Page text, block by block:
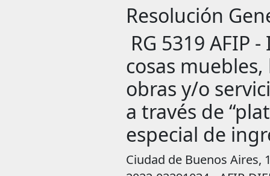
Resolución
RG 5319 AFIP
cosas
obras y/o
a través de
especial de
Ciudad de Buenos Aires, 19/01/2023 VISTO el Expediente Electrónico N° EX-2022-02291034- -AFIP-DIEFES#SDGFIS, y CONSIDERANDO: Que la Resolución General N° 2.955 y su modificatoria, estableció un régimen especial de ingreso del impuesto al valor agregado aplicable a las operaciones de venta de cosas muebles nuevas, locaciones y prestaciones de obras y/o servicios concertadas y/o perfeccionadas electrónicamente a través de “portales virtuales”, que contribuyó al control de las transacciones mencionadas. Que la actividad vinculada al comercio electrónico ha experimentado un crecimiento exponencial en los últimos años, destacándose la incorporación de nuevos operadores que actúan como intermediarios en la concertación de transacciones comerciales a través de “plataformas digitales” de su titularidad. Que habiéndose detectado -en ese marco- nuevas modalidades de evasión, resulta necesario realizar modificaciones al régimen a fin de intensificar los controles sobre las operaciones efectuadas mediante portales o aplicaciones “web”, adecuando las alícuotas que desalienten tales conductas disvaliosas, incorporando nuevos agentes de percepción y ampliando las operaciones alcanzadas. Que por razones de administración tributaria y en virtud del análisis realizado resulta aconsejable adecuar los importes previstos en la mencionada norma, a efectos que los mismos constituyan parámetros objetivos representativos de las situaciones que caracterizan. Que esta Administración Federal tiene como objetivo permanente facilitar la publicidad, consulta y aplicación de las normas vigentes, efectuando el ordenamiento y actualización de las mismas. Que para facilitar la lectura e interpretación, se considera conveniente la utilización de notas aclaratorias y citas de textos legales, con números de referencia, explicitados en el Anexo I. Que habida cuenta de las modificaciones a efectuar respecto del texto original de la citada resolución general, se entiende aconsejable proceder a sustituirlo. Que han tomado la intervención que les compete la Dirección de Legislación, las Subdirecciones Generales de Asuntos Jurídicos, Fiscalización, Recaudación, Servicios al Contribuyente, Técnico Legal Impositiva y Sistemas y Telecomunicaciones y la Dirección General Impositiva. Que la presente se dicta en ejercicio de las facultades conferidas por los artículos 22 y 24 de la Ley N° 11.683, texto ordenado en 1998 y sus modificaciones, por el artículo 27 de la Ley de Impuesto al Valor Agregado, texto ordenado en 1997 y sus modificaciones y por el artículo 7° del Decreto N° 618 del 10 de julio de 1997, sus modificatorios y sus complementarios. Por ello, EL ADMINISTRADOR FEDERAL DE LA ADMINISTRACIÓN FEDERAL DE INGRESOS PÚBLICOS RESUELVE: A - ALCANCE ARTÍCULO 1°.- Establecer un régimen especial de ingreso del impuesto al valor agregado, aplicable a las operaciones de venta de cosas muebles no registrables nuevas y/o usadas, locaciones y prestaciones de obras y/o servicios, concertadas y/o perfeccionadas electrónicamente a través de “plataformas digitales” (1.1.). B - SUJETOS OBLIGADOS A ACTUAR COMO AGENTES DE PERCEPCIÓN ARTÍCULO 2º.- Quedan obligados a actuar como agentes de percepción de este régimen especial de ingreso los sujetos que